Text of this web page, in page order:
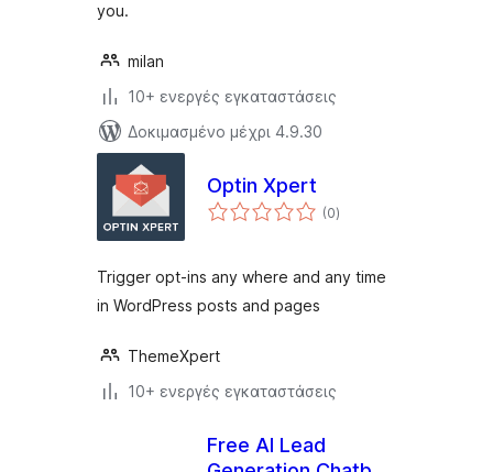
you.
milan
10+ ενεργές εγκαταστάσεις
Δοκιμασμένο μέχρι 4.9.30
Optin Xpert
(0αξιολογήσεις
σύνολο
)
Trigger opt-ins any where and any time
in WordPress posts and pages
ThemeXpert
10+ ενεργές εγκαταστάσεις
Free AI Lead